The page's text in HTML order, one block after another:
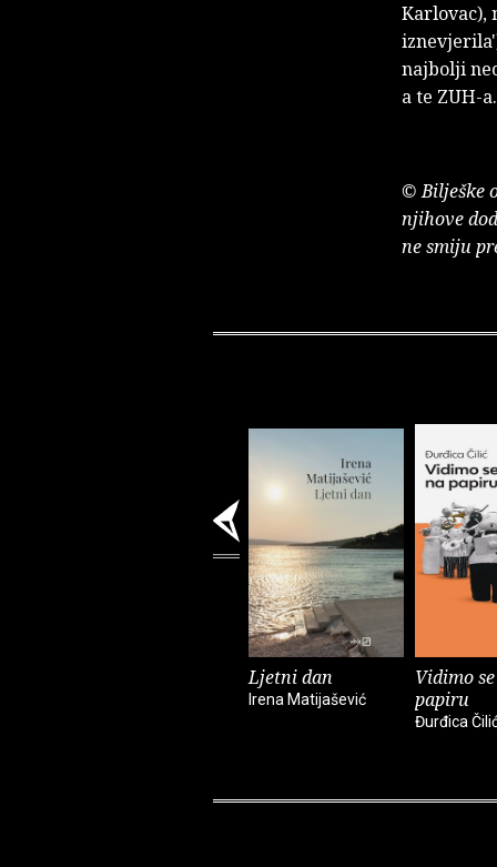
Karlovac),
najbolji
a te ZUH-a.
© Bilješke
njihove
ne smiju
Ljetni dan
Irena Matijašević
Vidimo
papiru
Đurđica